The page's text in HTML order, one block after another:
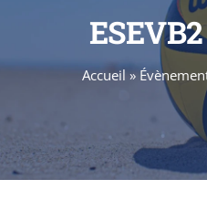
Les Équipes
Galerie
Accueil »